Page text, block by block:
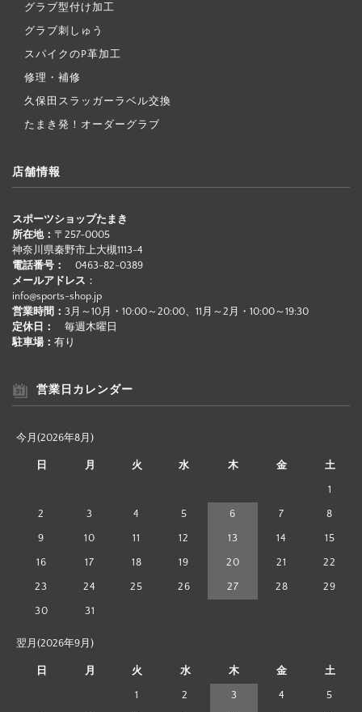
グラブ型付け加工
グラブ刺しゅう
スパイクのP革加工
修理・補修
久保田スラッガーラベル交換
たまき発！オーダーグラブ
店舗情報
スポーツショップたまき
所在地： 〒257-0005
神奈川県秦野市上大槻1113-4
電話番号：
0463-82-0389
メールアドレス ：
info@sports-shop.jp
営業時間： 3月～10月・10:00～20:00、11月～2月・10:00～19:30
定休日：
毎週木曜日
駐車場： 有り
営業日カレンダー
今月(2026年8月)
日 月 火 水 木 金 土
1
2 3 4 5 6 7 8
9 10 11 12 13 14 15
16 17 18 19 20 21 22
23 24 25 26 27 28 29
30 31
翌月(2026年9月)
日 月 火 水 木 金 土
1 2 3 4 5